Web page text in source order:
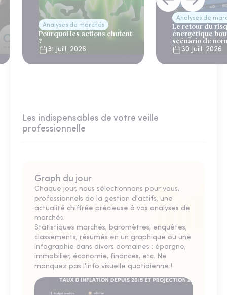
Analyses de marchés
Pourquoi les actions chutent
?
31 Juill. 2026
Analyses de
Le retour du
énergétique
scénario de
30 Juill. 2026
Les indispensables de votre veille
professionnelle
Graph du jour
Chaque jour, nous sélectionnons pour vous,
professionnels de la gestion d'actifs, une
actualité chiffrée précieuse à vos analyses de
marchés.
Statistiques marchés, baromètres, enquêtes,
classements, résumés en un graphique ou une
infographie dans divers domaines : épargne,
immobilier, économie, finances, etc. Ne
manquez pas l'info visuelle quotidienne !